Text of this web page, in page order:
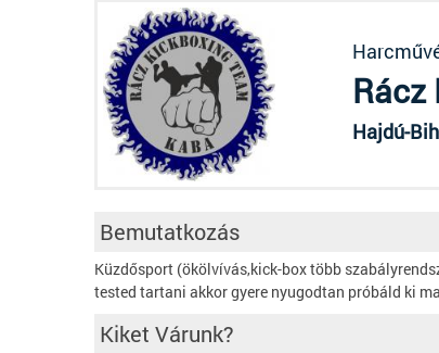
Rácz
Hajdú-
Bemutatkozás
Küzdősport (ökölvívás,kick-box több
tested tartani akkor gyere nyugodtan próbáld ki
Kiket Várunk?